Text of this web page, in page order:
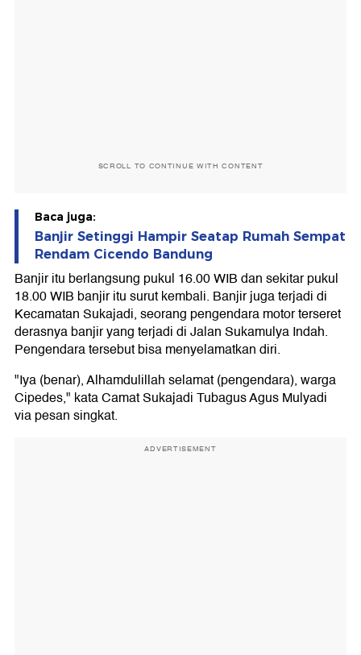
SCROLL TO CONTINUE WITH CONTENT
Baca juga:
Banjir Setinggi Hampir Seatap Rumah Sempat
Rendam Cicendo Bandung
Banjir itu berlangsung pukul 16.00 WIB dan sekitar pukul
18.00 WIB banjir itu surut kembali. Banjir juga terjadi di
Kecamatan Sukajadi, seorang pengendara motor terseret
derasnya banjir yang terjadi di Jalan Sukamulya Indah.
Pengendara tersebut bisa menyelamatkan diri.
"Iya (benar), Alhamdulillah selamat (pengendara), warga
Cipedes," kata Camat Sukajadi Tubagus Agus Mulyadi
via pesan singkat.
ADVERTISEMENT